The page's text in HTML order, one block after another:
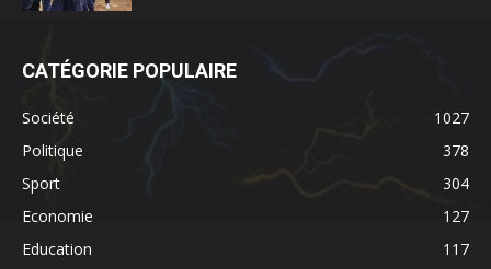
CATÉGORIE POPULAIRE
Société
1027
Politique
378
Sport
304
Economie
127
Education
117